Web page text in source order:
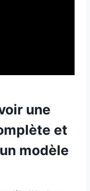
une
et
modèle